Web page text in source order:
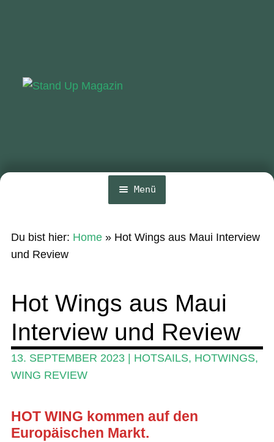
Menü
SUP-Events
Ratgeber
Das Magazin
Stand Up Magazin TV
Mein Konto
Du bist hier: Home» Hot Wings aus Maui Interview
und Review
Hot Wings aus Maui
Interview und Review
13. SEPTEMBER 2023| HOTSAILS, HOTWINGS,
WING REVIEW
HOT WING kommen auf den
Europäischen Markt.